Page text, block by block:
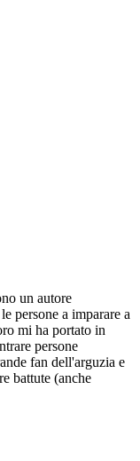
un autore
persone a imparare a
mi ha portato in
persone
fan dell'arguzia e
battute (anche